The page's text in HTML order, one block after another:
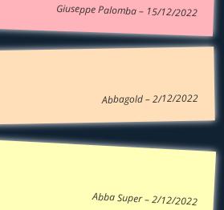
Giuseppe Palomba – 15/12/2022
Abbagold – 2/12/2022
Abba Super – 2/12/2022